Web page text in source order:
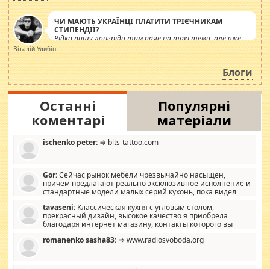
ЧИ МАЮТЬ УКРАЇНЦІ ПЛАТИТИ ТРІЄЧНИКАМ
СТИПЕНДІЇ?
Рідко пишу лонгріди тим паче на такі теми, але вже
просто дістало! Обурюють сьогоднішні інсенуації
навколо стипендіального питання. Штучно
роздувається ще одна соціальна катастрофа.
Віталій Улибін
Блоги
Останні
коментарі
Популярні
матеріали
ischenko peter: ⇒ blts-tattoo.com
Gor:Сейчас рынок мебели чрезвычайно насыщен,
причем предлагают реально эксклюзивное исполнение и
стандартные модели малых серий кухонь, пока видел
стандартные формы, в MebelOk, креативненько и что главное -
со вкусом все в порядке, без ненужных наворотов удорожающих
мебель, а это не последний фактор.
tavaseni: Классическая кухня с угловым столом,
прекрасный дизайн, высокое качество я приобрела
благодаря интернет магазину, контакты которого вы
romanenko sasha83: ⇒ www.radiosvoboda.org